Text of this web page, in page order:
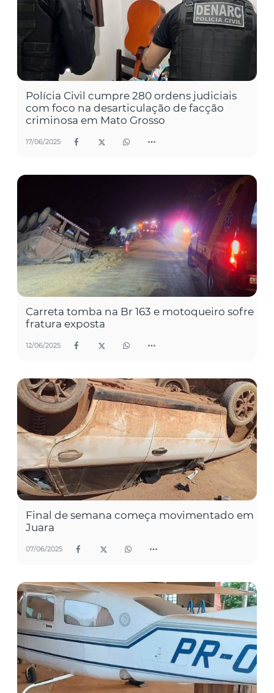
Polícia Civil cumpre 280 ordens judiciais
com foco na desarticulação de facção
criminosa em Mato Grosso
17/06/2025
Carreta tomba na Br 163 e motoqueiro sofre
fratura exposta
12/06/2025
Final de semana começa movimentado em
Juara
07/06/2025